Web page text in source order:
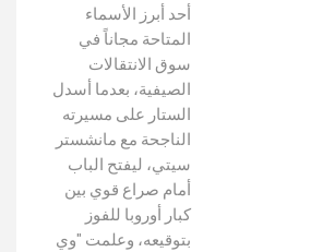
أحد أبرز الأسماء
المتاحة مجاناً في
سوق الانتقالات
الصيفية، بعدما أسدل
الستار على مسيرته
الناجحة مع مانشستر
سيتي، ليفتح الباب
أمام صراع قوي بين
كبار أوروبا للفوز
بتوقيعه، وعلمت "وي